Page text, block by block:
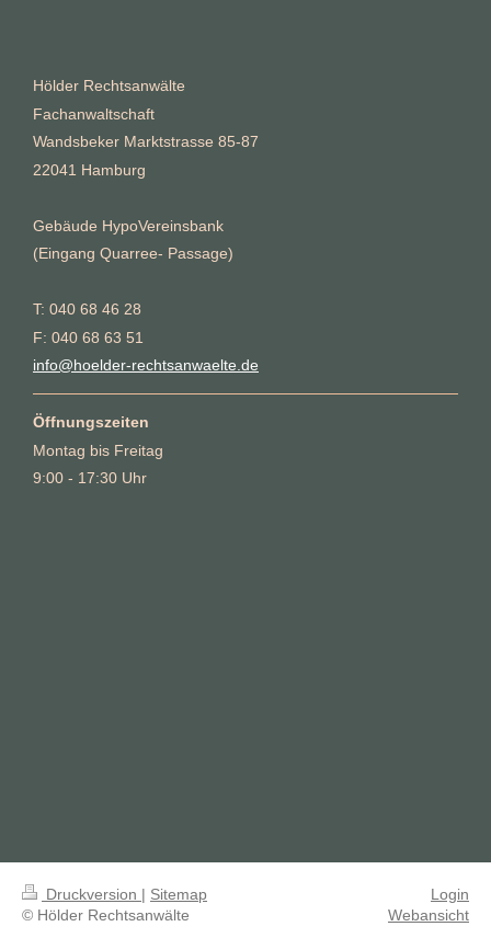
Hölder Rechtsanwälte
Fachanwaltschaft
Wandsbeker Marktstrasse 85-87
22041 Hamburg
Gebäude HypoVereinsbank
(Eingang Quarree- Passage)
T: 040 68 46 28
F: 040 68 63 51
info@hoelder-rechtsanwaelte.de
Öffnungszeiten
Montag bis Freitag
9:00 - 17:30 Uhr
Druckversion | Sitemap
© Hölder Rechtsanwälte
Login
Webansicht